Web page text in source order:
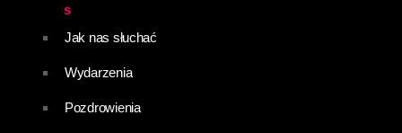
s
Jak nas słuchać
Wydarzenia
Pozdrowienia